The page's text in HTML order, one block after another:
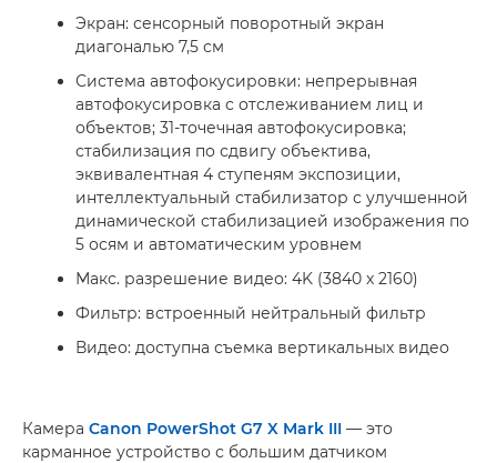
Экран: сенсорный поворотный экран
диагональю 7,5 см
Система автофокусировки: непрерывная
автофокусировка с отслеживанием лиц и
объектов; 31-точечная автофокусировка;
стабилизация по сдвигу объектива,
эквивалентная 4 ступеням экспозиции,
интеллектуальный стабилизатор с улучшенной
динамической стабилизацией изображения по
5 осям и автоматическим уровнем
Макс. разрешение видео: 4K (3840 x 2160)
Фильтр: встроенный нейтральный фильтр
Видео: доступна съемка вертикальных видео
Камера Canon PowerShot G7 X Mark III — это
карманное устройство с большим датчиком